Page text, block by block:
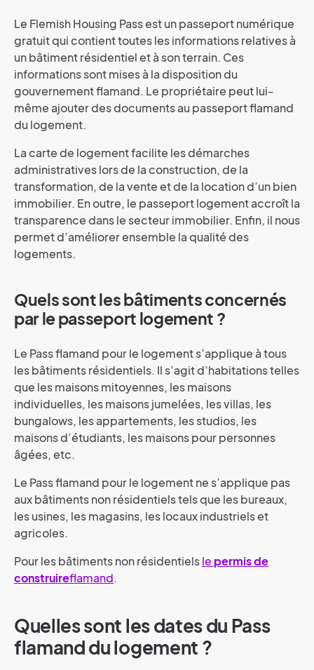
Le Flemish Housing Pass est un passeport numérique
gratuit qui contient toutes les informations relatives à
un bâtiment résidentiel et à son terrain. Ces
informations sont mises à la disposition du
gouvernement flamand. Le propriétaire peut lui-
même ajouter des documents au passeport flamand
du logement.
La carte de logement facilite les démarches
administratives lors de la construction, de la
transformation, de la vente et de la location d’un bien
immobilier. En outre, le passeport logement accroît la
transparence dans le secteur immobilier. Enfin, il nous
permet d’améliorer ensemble la qualité des
logements.
Quels sont les bâtiments concernés
par le passeport logement ?
Le Pass flamand pour le logement s’applique à tous
les bâtiments résidentiels. Il s’agit d’habitations telles
que les maisons mitoyennes, les maisons
individuelles, les maisons jumelées, les villas, les
bungalows, les appartements, les studios, les
maisons d’étudiants, les maisons pour personnes
âgées, etc.
Le Pass flamand pour le logement ne s’applique pas
aux bâtiments non résidentiels tels que les bureaux,
les usines, les magasins, les locaux industriels et
agricoles.
Pour les bâtiments non résidentielsle permis de
construireflamand.
Quelles sont les dates du Pass
flamand du logement ?